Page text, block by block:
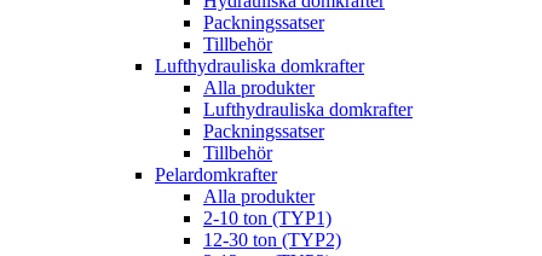
Packningssatser
Tillbehör
Lufthydrauliska domkrafter
Alla produkter
Lufthydrauliska domkrafter
Packningssatser
Tillbehör
Pelardomkrafter
Alla produkter
2-10 ton (TYP1)
12-30 ton (TYP2)